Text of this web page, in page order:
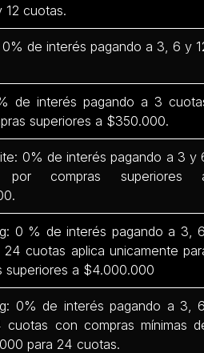
12 cuotas.
0% de interés pagando a 3, 6 y
de interés pagando a 3
superiores a $350.000.
0% de interés pagando a 3 y
por compras superiores
0 % de interés pagando a 3,
24 cuotas aplica unicamente
superiores a $4.000.000
0% de interés pagando a 3,
con compras mínimas
para 24 cuotas.